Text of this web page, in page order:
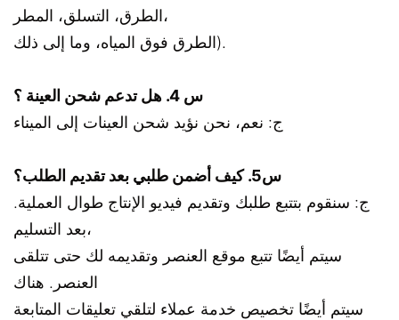
الطرق، التسلق، المطر،
الطرق فوق المياه، وما إلى ذلك).
س 4. هل تدعم شحن العينة ؟
ج: نعم، نحن نؤيد شحن العينات إلى الميناء
س5. كيف أضمن طلبي بعد تقديم الطلب؟
ج: سنقوم بتتبع طلبك وتقديم فيديو الإنتاج طوال العملية.
بعد التسليم،
سيتم أيضًا تتبع موقع العنصر وتقديمه لك حتى تتلقى
العنصر. هناك
سيتم أيضًا تخصيص خدمة عملاء لتلقي تعليقات المتابعة